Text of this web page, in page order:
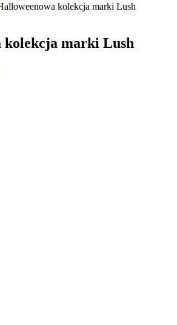
kolekcja marki Lush
kolekcja marki Lush